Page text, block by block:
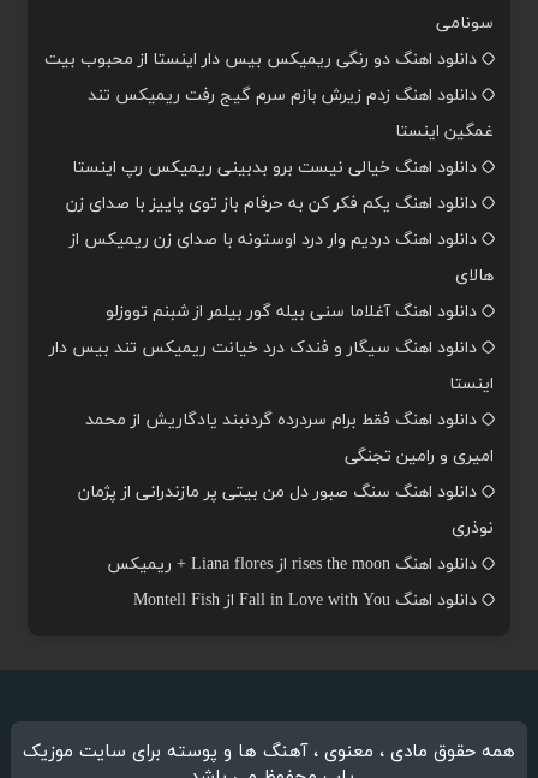
سونامی
دانلود اهنگ دو رنگی ریمیکس بیس دار اینستا از محبوب بیت
دانلود اهنگ زدم زیرش بازم سرم گیج رفت ریمیکس تند
غمگین اینستا
دانلود اهنگ خیالی نیست برو بدبینی ریمیکس رپ اینستا
دانلود اهنگ یکم فکر کن به حرفام باز توی پاییز با صدای زن
دانلود اهنگ دردیم وار درد اوستونه با صدای زن ریمیکس از
هالای
دانلود اهنگ آغلاما سنی بیله گور بیلمر از شبنم تووزلو
دانلود اهنگ سیگار و فندک درد خیانت ریمیکس تند بیس دار
اینستا
دانلود اهنگ فقط برام سردرده گردنبند یادگاریش از محمد
امیری و رامین تجنگی
دانلود اهنگ سنگ صبور دل من بیتی پر مازندرانی از پژمان
نوذری
دانلود اهنگ rises the moon از Liana flores + ریمیکس
دانلود اهنگ Fall in Love with You از Montell Fish
همه حقوق مادی ، معنوی ، آهنگ ها و پوسته برای سایت موزیک